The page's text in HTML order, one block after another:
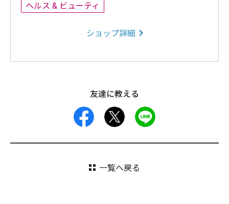
ヘルス & ビューティ
ショップ詳細
友達に教える
facebook
一覧へ戻る